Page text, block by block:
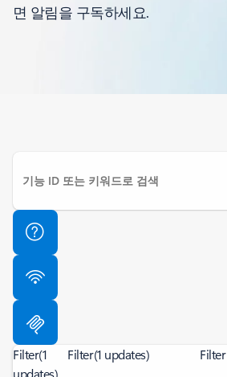
면 알림을 구독하세요.
Filter(1
updates)
Filter(1 updates) Filter